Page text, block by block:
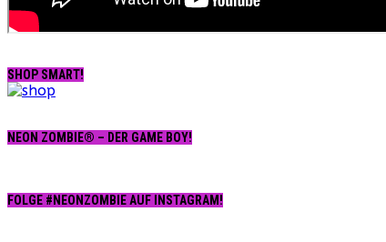
SHOP SMART!
NEON ZOMBIE® – DER GAME BOY!
FOLGE #NEONZOMBIE AUF INSTAGRAM!